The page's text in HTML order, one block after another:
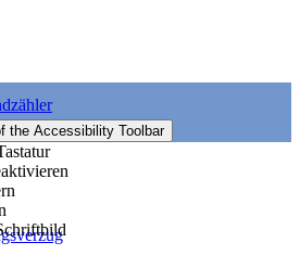
the Accessibility Toolbar